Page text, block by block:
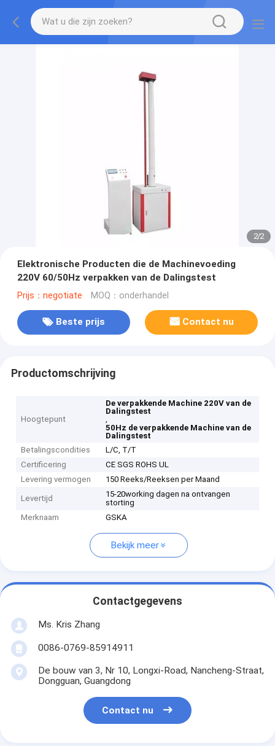
2/2
Elektronische Producten die de Machinevoeding
220V 60/50Hz verpakken van de Dalingstest
Prijs：negotiate MOQ：onderhandel
Beste prijs Contact nu
Productomschrijving
Hoogtepunt
De verpakkende Machine 220V van de
Dalingstest
,
50Hz de verpakkende Machine van de
Dalingstest
Betalingscondities
L/C, T/T
Certificering
CE SGS ROHS UL
Levering vermogen
150 Reeks/Reeksen per Maand
Levertijd
15-20working dagen na ontvangen
storting
Merknaam
GSKA
Bekijk meer
Contactgegevens
Ms. Kris Zhang
0086-0769-85914911
De bouw van 3, Nr 10, Longxi-Road, Nancheng-Straat,
Dongguan, Guangdong
Contact nu